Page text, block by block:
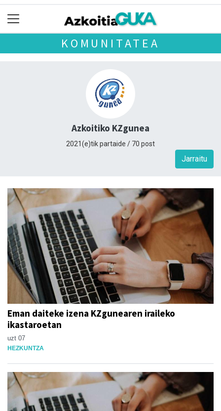
KOMUNITATEA
Azkoitiko KZgunea
2021(e)tik partaide / 70 post
Jarraitu
Eman daiteke izena KZgunearen iraileko
ikastaroetan
uzt 07
HEZKUNTZA